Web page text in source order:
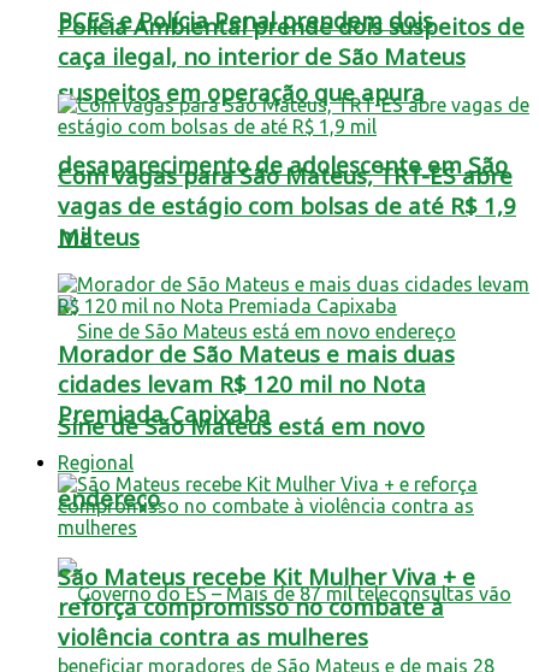
PCES e Polícia Penal prendem dois
suspeitos em operação que apura
desaparecimento de adolescente em São
Mateus
Sine de São Mateus está em novo
endereço
Polícia Ambiental prende dois suspeitos de
caça ilegal, no interior de São Mateus
Com vagas para São Mateus, TRT-ES abre
vagas de estágio com bolsas de até R$ 1,9
mil
Morador de São Mateus e mais duas
cidades levam R$ 120 mil no Nota
Premiada Capixaba
Regional
São Mateus recebe Kit Mulher Viva + e
reforça compromisso no combate à
violência contra as mulheres